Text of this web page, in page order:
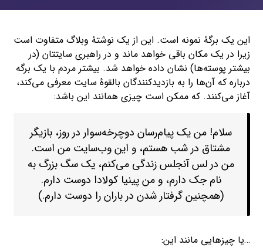
این یک برگهٔ نمونه است. این از یک نوشتهٔ وبلاگ متفاوت است
زیرا در یک مکان باقی خواهد ماند و در راهبری سایتتان (در
بیشتر پوسته‌ها) نشان داده خواهد شد. بیشتر مردم با یک برگه
درباره که آن‌ها را به بازدیدکنندگان بالقوهٔ سایت معرفی می‌کند،
آغاز می‌کنند. که ممکن است چیزی همانند این باشد:
سلام! من یک پیام‌رسان دوچرخه‌سوار در روز، بازیگر
مشتاق در شب هستم، و این وب‌سایت من است.
من در لس آنجلس زندگی می‌کنم، یک سگ بزرگ به
نام جک دارم، و من پینیا کولادا دوست دارم.
(همچنین گرفتار شدن در باران را دوست دارم.)
…یا چیزهایی مانند این: